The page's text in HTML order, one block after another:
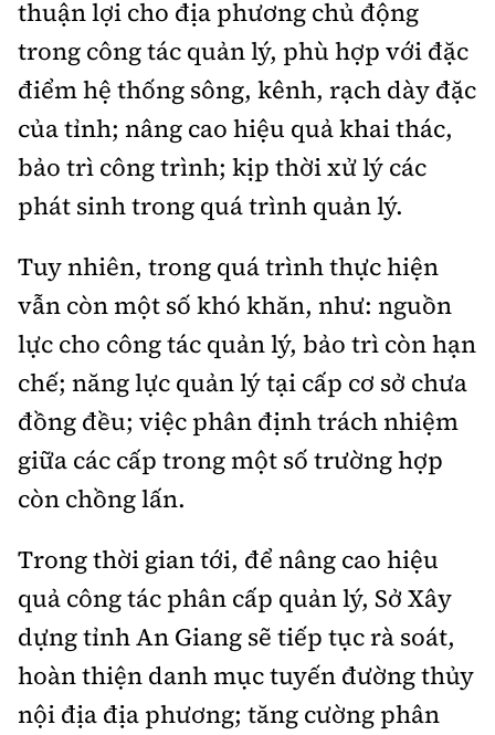
thuận lợi cho địa phương chủ động
trong công tác quản lý, phù hợp với đặc
điểm hệ thống sông, kênh, rạch dày đặc
của tỉnh; nâng cao hiệu quả khai thác,
bảo trì công trình; kịp thời xử lý các
phát sinh trong quá trình quản lý.
Tuy nhiên, trong quá trình thực hiện
vẫn còn một số khó khăn, như: nguồn
lực cho công tác quản lý, bảo trì còn hạn
chế; năng lực quản lý tại cấp cơ sở chưa
đồng đều; việc phân định trách nhiệm
giữa các cấp trong một số trường hợp
còn chồng lấn.
Trong thời gian tới, để nâng cao hiệu
quả công tác phân cấp quản lý, Sở Xây
dựng tỉnh An Giang sẽ tiếp tục rà soát,
hoàn thiện danh mục tuyến đường thủy
nội địa địa phương; tăng cường phân